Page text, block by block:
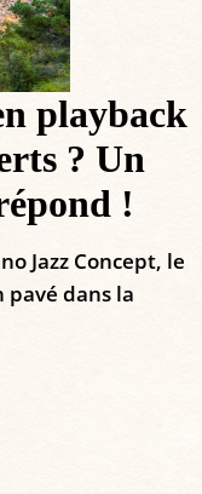
playback
? Un
!
Jazz Concept, le
dans la